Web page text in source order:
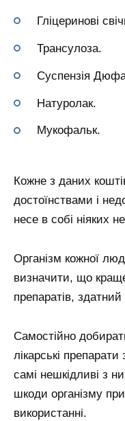
Гліцеринові
Трансулоза.
Суспензія
Натуролак.
Мукофальк.
Кожне з даних
достоїнствами і
несе в собі ніяких
Організм кожної
визначити, що
препаратів, здатний
Самостійно
лікарські
самі нешкідливі з
шкоди організму
використанні.